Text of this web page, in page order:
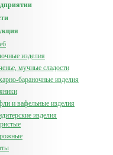
изделия
мучные сладости
бараночные изделия
и вафельные изделия
изделия